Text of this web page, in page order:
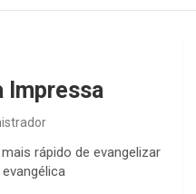
Impressa
rápido de evangelizar